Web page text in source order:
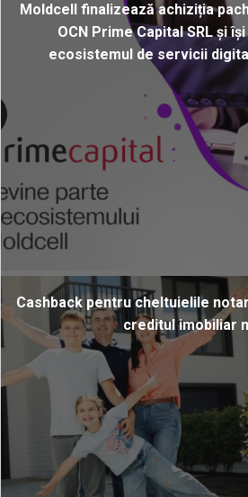
Moldcell finalizează achiziția
OCN Prime Capital SRL și
ecosistemul de servicii
Cashback pentru cheltuielile
creditul imobiliar